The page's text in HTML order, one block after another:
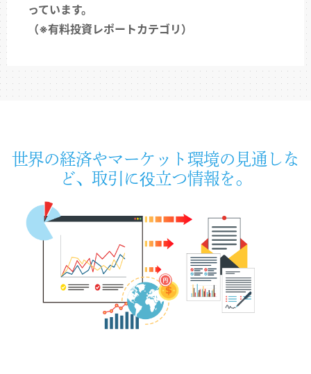
っています。
（※有料投資レポートカテゴリ）
世界の経済やマーケット環境の見通しな
ど、取引に役立つ情報を。